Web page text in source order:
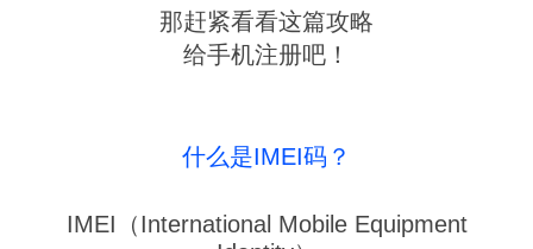
那赶紧看看这篇攻略
给手机注册吧！
什么是IMEI码？
IMEI（International Mobile Equipment